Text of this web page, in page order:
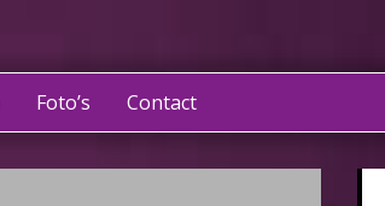
Foto’s Contact